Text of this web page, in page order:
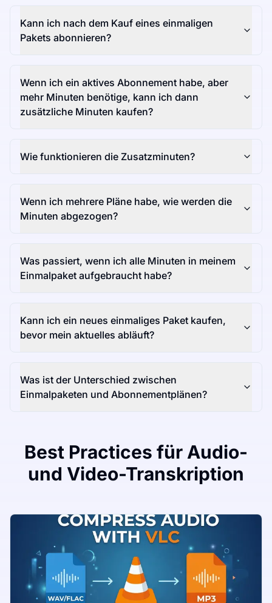
Kann ich nach dem Kauf eines einmaligen
Pakets abonnieren?
Wenn ich ein aktives Abonnement habe, aber
mehr Minuten benötige, kann ich dann
zusätzliche Minuten kaufen?
Wie funktionieren die Zusatzminuten?
Wenn ich mehrere Pläne habe, wie werden die
Minuten abgezogen?
Was passiert, wenn ich alle Minuten in meinem
Einmalpaket aufgebraucht habe?
Kann ich ein neues einmaliges Paket kaufen,
bevor mein aktuelles abläuft?
Was ist der Unterschied zwischen
Einmalpaketen und Abonnementplänen?
Best Practices für Audio-
und Video-Transkription